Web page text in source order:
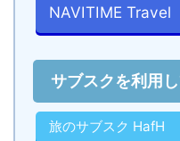
NAVITIME Travel
サブスクを利用
旅のサブスク HafH